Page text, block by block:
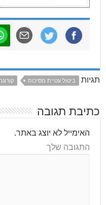
תגיות ביטול עטיית מסיכות קורונה
כתיבת תגובה
האימייל לא יוצג באתר.
התגובה שלך